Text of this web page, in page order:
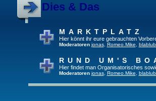
Dies & Das
MARKTPLATZ
Hier könnt ihr eure gebrauchten
Moderatoren jonas, Romeo.Mike
RUND UM'S
Hier findet man Organisatorisches
Moderatoren jonas, Romeo.Mike